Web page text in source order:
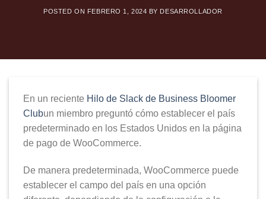
POSTED ON FEBRERO 1, 2024 BY DESARROLLADOR
En un reciente Hilo de Slack de Business Bloomer
Clubun miembro preguntó cómo establecer el país
predeterminado en los Estados Unidos en la página
de pago de WooCommerce.
De manera predeterminada, WooCommerce puede
establecer el campo del país en una opción